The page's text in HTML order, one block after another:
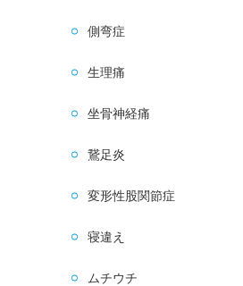
側弯症
生理痛
坐骨神経痛
鵞足炎
変形性股関節症
寝違え
ムチウチ